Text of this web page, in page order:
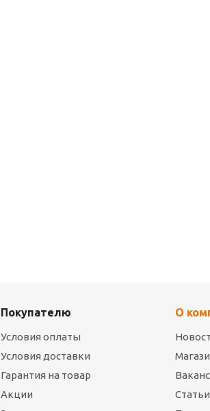
Покупателю
Условия оплаты
Условия доставки
Гарантия на товар
Акции
О
Статьи